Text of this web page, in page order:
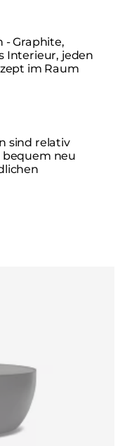
- Graphite,
Interieur, jeden
im Raum
sind relativ
bequem neu